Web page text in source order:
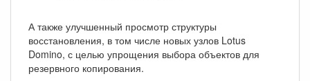
А также улучшенный просмотр структуры
восстановления, в том числе новых узлов Lotus
Domino, с целью упрощения выбора объектов для
резервного копирования.